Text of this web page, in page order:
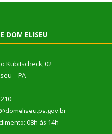
DOM ELISEU
Kubitscheck, 02
– PA
08h às 14h